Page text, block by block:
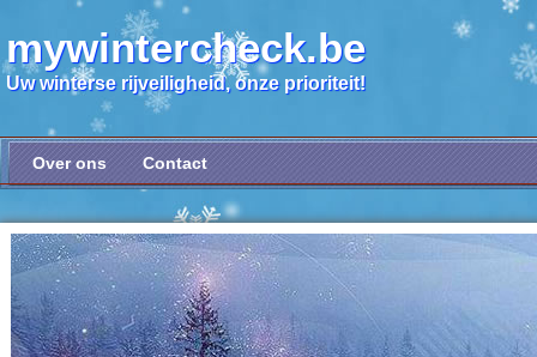
mywintercheck.be
Uw winterse rijveiligheid, onze prioriteit!
Over ons Contact